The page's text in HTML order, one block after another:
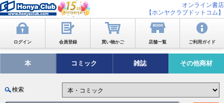
オンライン書店
【ホンヤクラブドットコム】
ログイン 会員登録 買い物かご 店舗一覧 ご利用ガイド
本 コミック 雑誌 その他商材
検索